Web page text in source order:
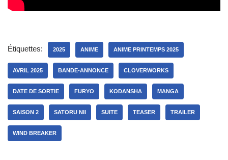
Étiquettes: 2025 ANIME ANIME PRINTEMPS 2025
AVRIL 2025 BANDE-ANNONCE CLOVERWORKS
DATE DE SORTIE FURYO KODANSHA MANGA
SAISON 2 SATORU NII SUITE TEASER TRAILER
WIND BREAKER